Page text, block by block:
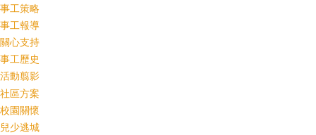
事工策略
事工報導
關心支持
事工歷史
活動翦影
社區方案
校園關懷
兒少逃城